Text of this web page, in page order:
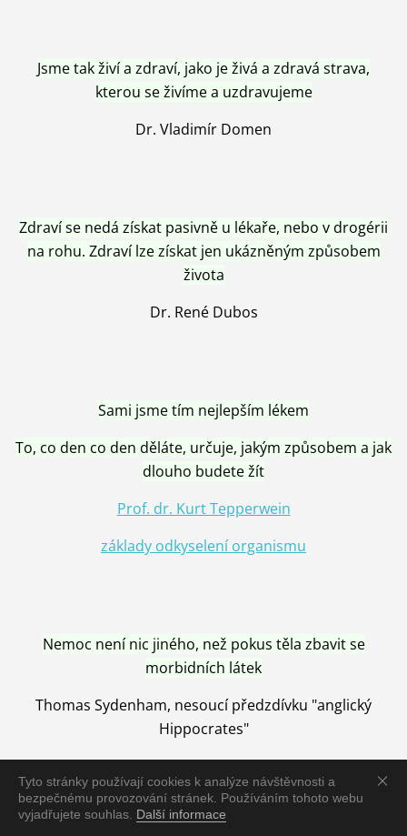
Tyto stránky používají cookies k analýze návštěvnosti a
bezpečnému provozování stránek. Používáním tohoto webu
vyjadřujete souhlas. Další informace
Jsme tak živí a zdraví, jako je živá a zdravá strava,
kterou se živíme a uzdravujeme
Dr. Vladimír Domen
Zdraví se nedá získat pasivně u lékaře, nebo v drogérii
na rohu. Zdraví lze získat jen ukázněným způsobem
života
Dr. René Dubos
Sami jsme tím nejlepším lékem
To, co den co den děláte, určuje, jakým způsobem a jak
dlouho budete žít
Prof. dr. Kurt Tepperwein
základy odkyselení organismu
Nemoc není nic jiného, než pokus těla zbavit se
morbidních látek
Thomas Sydenham, nesoucí předzdívku "anglický
Hippocrates"
Nemoc je vyléčena jen pomocí Přírody, neutralizací a